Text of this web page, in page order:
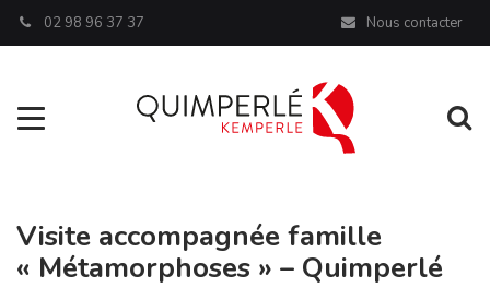
02 98 96 37 37 Nous contacter
Aller à la navigation
Visite accompagnée famille
« Métamorphoses » – Quimperlé